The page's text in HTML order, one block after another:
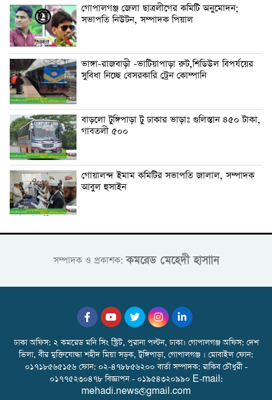
গোপালগঞ্জ জেলা ছাত্রলীগের কমিটি অনুমোদন;
সভাপতি নিউটন, সম্পাদক পিয়াল
ভাঙ্গা-রাজবাড়ী -ভাটিয়াপাড়া রুট,শিডিউল বিপর্যয়ের
সুবিধা নিচ্ছে বেসরকারি ট্রেন কোম্পানি
বাড়লো টুঙ্গিপাড়া টু ঢাকার ভাড়াঃ গুলিস্তান ৪৫০ টাকা,
গাবতলী ৫০০
গোয়ালন্দ ইমাম কমিটির সভাপতি জালাল, সম্পাদক
আবুল হুসাইন
সম্পাদক ও প্রকাশক:কমরেড মেহেদী হাসাান
ঢাকা অফিস: ২ কমরেড মনি সিং স্ট্রিট, পুরানা পল্টন, ঢাকা। গোপালগঞ্জ অফিস: দেশ
ভিলা, বীর মুক্তিযোদ্ধা শহীদ মিয়া সড়ক, টুঙ্গিপাড়া, গোপালগঞ্জ । মোবাইল ফোন:
০১৭১৮৫৬৫১৫৬ ফোন: ০২-৪৭৮৮৫৬২০০ বার্তা সম্পাদক: রাকিব চৌধুরী -
০১৭৭৫২৩০৪৭৮ বিজ্ঞাপন - ০১৯৫৪৩২০৯৯০ E-mail:
mehadi.news@gmail.com